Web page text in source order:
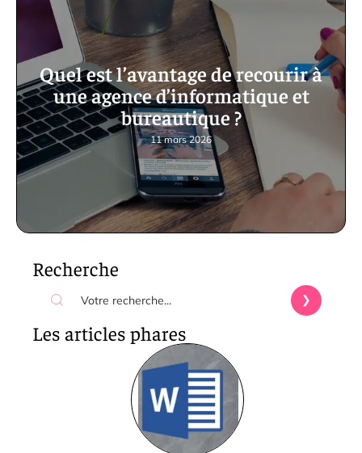
Quel est l’avantage de recourir à
une agence d’informatique et
bureautique ?
11 mars 2026
Recherche
Les articles phares